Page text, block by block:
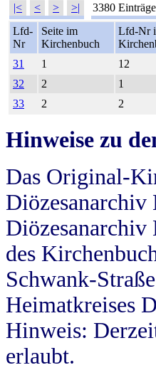
|< < > >| 3380
Lfd-
Nr
Seite im
Kirchenbuch
Lfd-Nr
31
1 12
32
2 1
33
2 2
Hinweise zu
Das Original-
des
Schwank-
Heimatkreises
Hinweis:
erlaubt.